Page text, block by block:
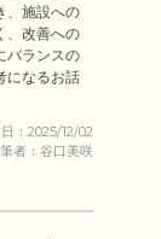
、施設への
、改善への
バランスの
になるお話
：2025/12/02
者：谷口美咲